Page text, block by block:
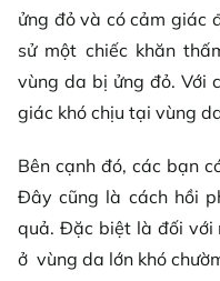
ửng đỏ và có cảm giác
sử một chiếc khăn
vùng da bị ửng đỏ. Với
giác khó chịu tại vùng
Bên cạnh đó, các bạn
Đây cũng là cách hồi
quả. Đặc biệt là đối với
ở vùng da lớn khó